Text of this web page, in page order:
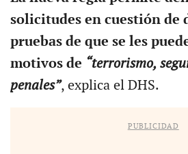
solicitudes en cuestión de
pruebas de que se les
motivos de “terrorismo,
penales”, explica el DHS.
PUBLICIDAD